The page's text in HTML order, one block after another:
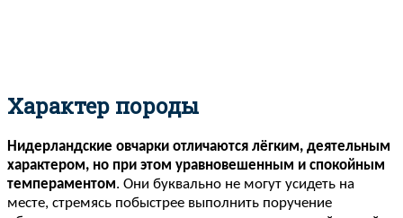
Характер породы
Нидерландские овчарки отличаются лёгким, деятельным
характером, но при этом уравновешенным и спокойным
темпераментом. Они буквально не могут усидеть на
месте, стремясь побыстрее выполнить поручение